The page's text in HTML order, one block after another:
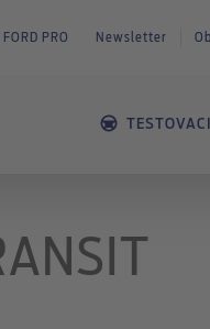
PRO Newsletter